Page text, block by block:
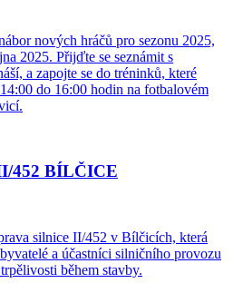
nových hráčů pro sezonu 2025,
2025. Přijďte se seznámit s
a zapojte se do tréninků, které
do 16:00 hodin na fotbalovém
452 BÍLČICE
silnice II/452 v Bílčicích, která
a účastníci silničního provozu
během stavby.